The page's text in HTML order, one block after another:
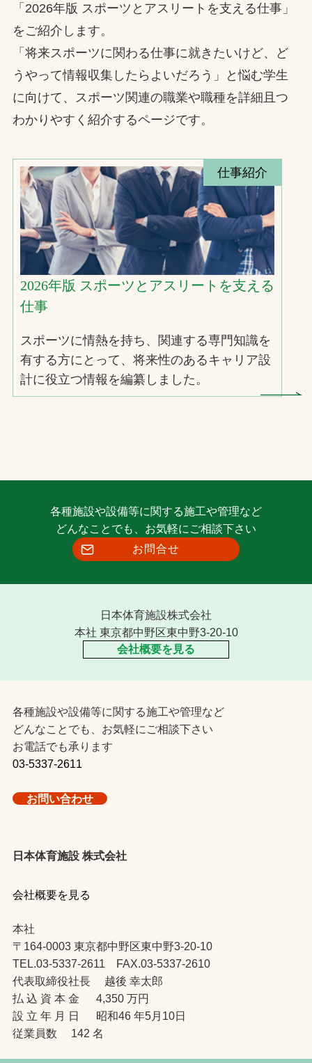
「2026年版 スポーツとアスリートを支える仕事」
をご紹介します。
「将来スポーツに関わる仕事に就きたいけど、ど
うやって情報収集したらよいだろう」と悩む学生
に向けて、スポーツ関連の職業や職種を詳細且つ
わかりやすく紹介するページです。
仕事紹介
2026年版 スポーツとアスリートを支える
仕事
スポーツに情熱を持ち、関連する専門知識を
有する方にとって、将来性のあるキャリア設
計に役立つ情報を編纂しました。
各種施設や設備等に関する施工や管理など
どんなことでも、お気軽にご相談下さい
お問合せ
日本体育施設株式会社
本社 東京都中野区東中野3-20-10
会社概要を見る
各種施設や設備等に関する施工や管理など
どんなことでも、お気軽にご相談下さい
お電話でも承ります
03-5337-2611
お問い合わせ
日本体育施設 株式会社
会社概要を見る
本社
〒164-0003 東京都中野区東中野3-20-10
TEL.03-5337-2611 FAX.03-5337-2610
代表取締役社長 越後 幸太郎
払 込 資 本 金 4,350 万円
設 立 年 月 日 昭和46 年5月10日
従業員数 142 名